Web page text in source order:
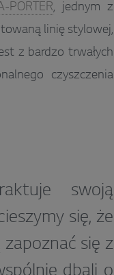
PORTER, jednym z
linię stylowej,
z bardzo trwałych
czyszczenia
swoją
się, że
się z